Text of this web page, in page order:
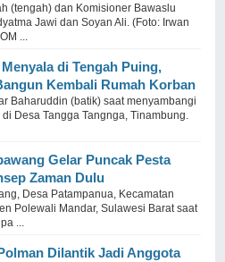
(tengah) dan Komisioner Bawaslu
Jawi dan Soyan Ali. (Foto: Irwan
...
di Tengah Puing,
Kembali Rumah Korban
Baharuddin (batik) saat menyambangi
Desa Tangga Tangnga, Tinambung.
Gelar Puncak Pesta
Zaman Dulu
Desa Patampanua, Kecamatan
Polewali Mandar, Sulawesi Barat saat
...
Dilantik Jadi Anggota